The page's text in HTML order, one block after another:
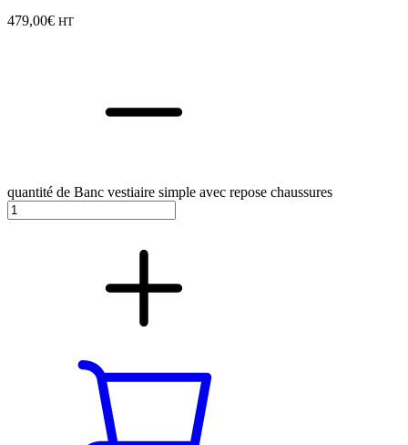
479,00€ HT
quantité de Banc vestiaire simple avec repose chaussures